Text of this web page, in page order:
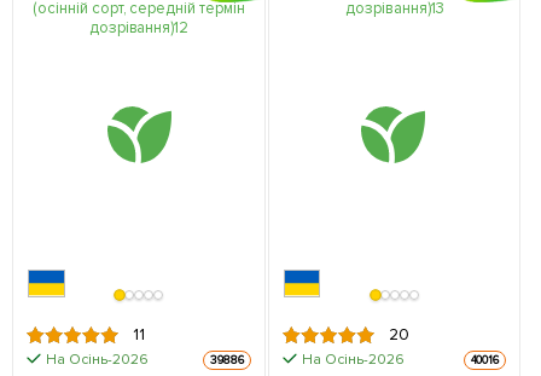
11
На Осінь-2026 39886
20
На Осінь-2026 40016